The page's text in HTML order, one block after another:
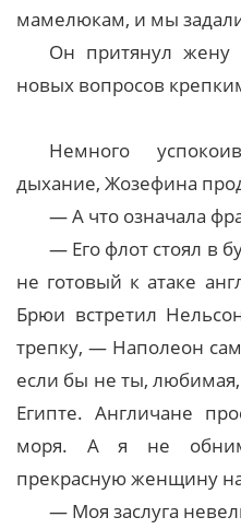
мамелюкам, и мы
Он притянул жену
новых вопросов
Немного
дыхание, Жозефина
— А что означала
— Его флот стоял в
не готовый к атаке
Брюи встретил
трепку, — Наполеон
если бы не ты,
Египте. Англичане
моря. А я не
прекрасную женщину
— Моя заслуга